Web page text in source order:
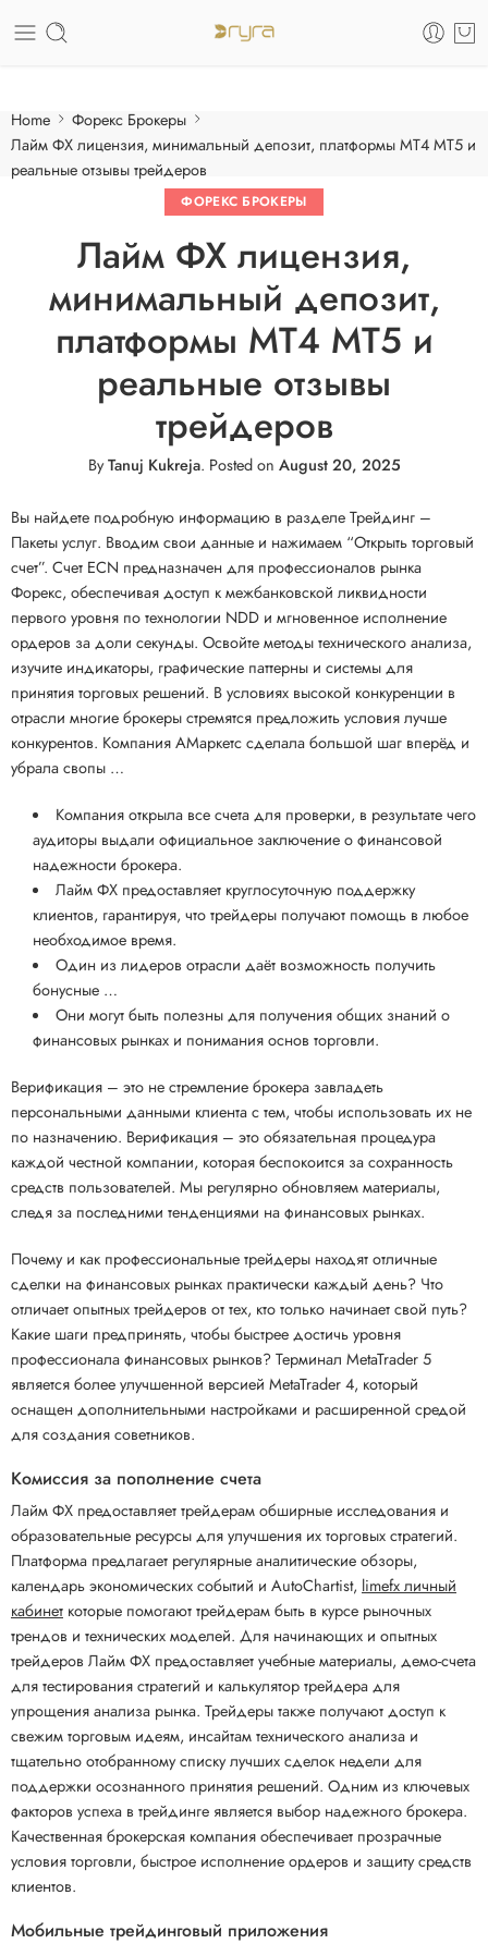
Care of your skin
Home
Форекс Брокеры
Лайм ФХ лицензия, минимальный депозит, платформы MT4 MT5 и
реальные отзывы трейдеров
ФОРЕКС БРОКЕРЫ
Лайм ФХ лицензия,
минимальный депозит,
платформы MT4 MT5 и
реальные отзывы
трейдеров
ByTanuj Kukreja. Posted on August 20, 2025
Вы найдете подробную информацию в разделе Трейдинг –
Пакеты услуг. Вводим свои данные и нажимаем “Открыть торговый
счет”. Счет ECN предназначен для профессионалов рынка
Форекс, обеспечивая доступ к межбанковской ликвидности
первого уровня по технологии NDD и мгновенное исполнение
ордеров за доли секунды. Освойте методы технического анализа,
изучите индикаторы, графические паттерны и системы для
принятия торговых решений. В условиях высокой конкуренции в
отрасли многие брокеры стремятся предложить условия лучше
конкурентов. Компания АМаркетс сделала большой шаг вперёд и
убрала свопы …
Компания открыла все счета для проверки, в результате чего
аудиторы выдали официальное заключение о финансовой
надежности брокера.
Лайм ФХ предоставляет круглосуточную поддержку
клиентов, гарантируя, что трейдеры получают помощь в любое
необходимое время.
Один из лидеров отрасли даёт возможность получить
бонусные …
Они могут быть полезны для получения общих знаний о
финансовых рынках и понимания основ торговли.
Верификация – это не стремление брокера завладеть
персональными данными клиента с тем, чтобы использовать их не
по назначению. Верификация – это обязательная процедура
каждой честной компании, которая беспокоится за сохранность
средств пользователей. Мы регулярно обновляем материалы,
следя за последними тенденциями на финансовых рынках.
Почему и как профессиональные трейдеры находят отличные
сделки на финансовых рынках практически каждый день? Что
отличает опытных трейдеров от тех, кто только начинает свой путь?
Какие шаги предпринять, чтобы быстрее достичь уровня
профессионала финансовых рынков? Терминал MetaTrader 5
является более улучшенной версией MetaTrader 4, который
оснащен дополнительными настройками и расширенной средой
для создания советников.
Комиссия за пополнение счета
Лайм ФХ предоставляет трейдерам обширные исследования и
образовательные ресурсы для улучшения их торговых стратегий.
Платформа предлагает регулярные аналитические обзоры,
календарь экономических событий и AutoChartist, limefx личный
кабинет которые помогают трейдерам быть в курсе рыночных
трендов и технических моделей. Для начинающих и опытных
трейдеров Лайм ФХ предоставляет учебные материалы, демо-счета
для тестирования стратегий и калькулятор трейдера для
упрощения анализа рынка. Трейдеры также получают доступ к
свежим торговым идеям, инсайтам технического анализа и
тщательно отобранному списку лучших сделок недели для
поддержки осознанного принятия решений. Одним из ключевых
факторов успеха в трейдинге является выбор надежного брокера.
Качественная брокерская компания обеспечивает прозрачные
условия торговли, быстрое исполнение ордеров и защиту средств
клиентов.
Мобильные трейдинговый приложения